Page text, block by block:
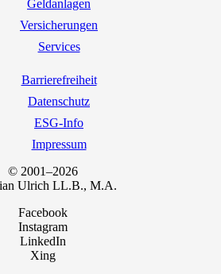
Geld­an­la­gen
Ver­si­che­run­gen
Ser­vices
Bar­rie­re­frei­heit
Daten­schutz
ESG-Info
Impres­sum
© 2001–2026
Ulrich LL.B., M.A.
Facebook
Instagram
LinkedIn
Xing